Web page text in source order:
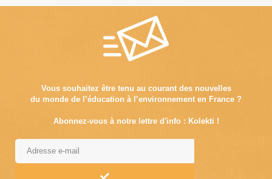
Vous souhaitez être tenu au courant des nouvelles
du monde de l’éducation à l’environnement en France ?
Abonnez-vous à notre lettre d'info : Kolekti !